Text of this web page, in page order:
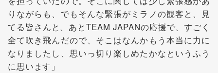
りながらも、でもそんな緊張がミラノの観客と、見
てる皆さんと、あとTEAM JAPANの応援で、すごく
全て吹き飛んだので、そこはなんかもう本当に力に
なりましたし、思いっ切り楽しめたかなというふう
に思います」